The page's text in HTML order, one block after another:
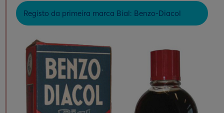
Registo da primeira marca Bial: Benzo-Diacol